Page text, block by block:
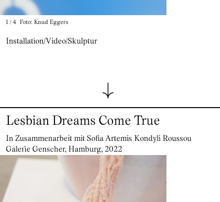
Foto: Knud Eggers
1 / 4
Installation/Video/Skulptur
Lesbian Dreams Come True
In Zusammenarbeit mit Sofia Artemis Kondyli Roussou
Galerie Genscher, Hamburg, 2022